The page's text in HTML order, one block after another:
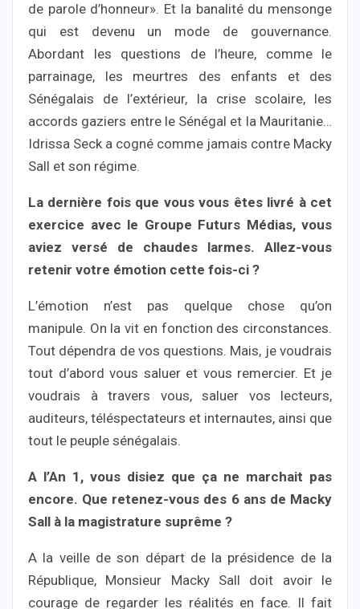
de parole d’honneur». Et la banalité du mensonge
qui est devenu un mode de gouvernance.
Abordant les questions de l’heure, comme le
parrainage, les meurtres des enfants et des
Sénégalais de l’extérieur, la crise scolaire, les
accords gaziers entre le Sénégal et la Mauritanie…
Idrissa Seck a cogné comme jamais contre Macky
Sall et son régime.
La dernière fois que vous vous êtes livré à cet
exercice avec le Groupe Futurs Médias, vous
aviez versé de chaudes larmes. Allez-vous
retenir votre émotion cette fois-ci ?
L’émotion n’est pas quelque chose qu’on
manipule. On la vit en fonction des circonstances.
Tout dépendra de vos questions. Mais, je voudrais
tout d’abord vous saluer et vous remercier. Et je
voudrais à travers vous, saluer vos lecteurs,
auditeurs, téléspectateurs et internautes, ainsi que
tout le peuple sénégalais.
A l’An 1, vous disiez que ça ne marchait pas
encore. Que retenez-vous des 6 ans de Macky
Sall à la magistrature suprême ?
A la veille de son départ de la présidence de la
République, Monsieur Macky Sall doit avoir le
courage de regarder les réalités en face. Il fait